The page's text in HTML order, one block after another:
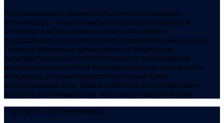
Все материалы на данном сайте взяты из открытых
источников — имеют обратную ссылку на материал в
интернете или присланы посетителями сайта и
предоставляются исключительно в ознакомительных целях.
Права на материалы принадлежат их владельцам.
Администрация сайта ответственности за содержание
материала не несет. Если Вы обнаружили на нашем сайте
материалы, которые нарушают авторские права,
принадлежащие Вам, Вашей компании или организации,
пожалуйста, сообщите нам через форму обратной связи.
Copyright © 2026 semstomm.ru.